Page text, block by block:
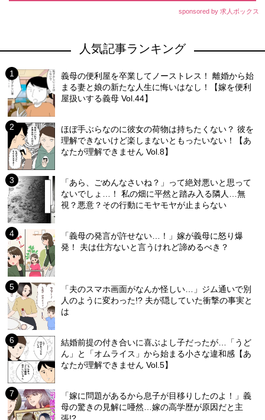
sponsored by 求人ボックス
人気記事ランキング
義母の便利屋を卒業してノーストレス！ 離婚から始
まる妻と娘の新たな人生に悔いはなし！【嫁を便利
屋扱いする義母 Vol.44】
ほぼ手ぶらなのに彼女の荷物は持ちたくない？ 彼を
理解できないけど楽しまないともったいない！【あ
なたが理解できません Vol.8】
「あら、ごめんなさいね？」って絶対悪いと思って
ないでしょ…！ 私の畑に平然と踏み入る隣人…無
視？悪意？その行動にモヤモヤが止まらない
「義母の発言が許せない…！」嫁が義母に怒り爆
発！ 夫は仕方ないと言うけれど諦めるべき？
「夫のスマホ画面がなんか怪しい…」ジム通いで別
人のように変わった!? 夫が隠していた衝撃の事実と
は
結婚前提の付き合いに喜ぶよし子だったが…「うど
ん」と「オムライス」から始まる小さな違和感【あ
なたが理解できません Vol.5】
「嫁に問題があるから息子が目移りしたのよ！」義
母の驚きの見解に唖然…嫁の高学歴が原因だと主
張!?